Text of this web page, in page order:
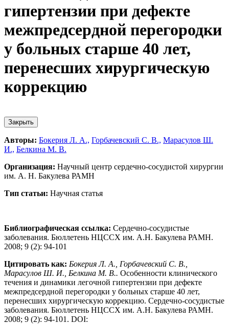
гипертензии при дефекте
межпредсердной перегородки
у больных старше 40 лет,
перенесших хирургическую
коррекцию
Закрыть
Авторы: Бокерия Л. А., Горбачевский С. В., Марасулов Ш.
И., Белкина М. В.
Организация: Научный центр сердечно-сосудистой хирургии
им. A. Н. Бакулева РАМН
Тип статьи: Научная статья
Библиографическая ссылка: Сердечно-сосудистые
заболевания. Бюллетень НЦССХ им. А.Н. Бакулева РАМН.
2008; 9 (2): 94-101
Цитировать как: Бокерия Л. А., Горбачевский С. В.,
Марасулов Ш. И., Белкина М. В.. Особенности клинического
течения и динамики легочной гипертензии при дефекте
межпредсердной перегородки у больных старше 40 лет,
перенесших хирургическую коррекцию. Сердечно-сосудистые
заболевания. Бюллетень НЦССХ им. А.Н. Бакулева РАМН.
2008; 9 (2): 94-101. DOI: